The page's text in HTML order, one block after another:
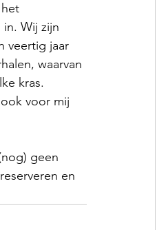
Wij zijn
veertig jaar
waarvan
kras.
voor mij
geen
en